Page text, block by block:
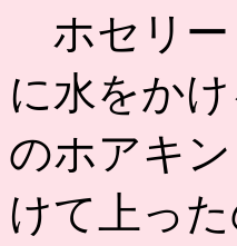
ホセリー
に水をか
のホアキ
けて上っ